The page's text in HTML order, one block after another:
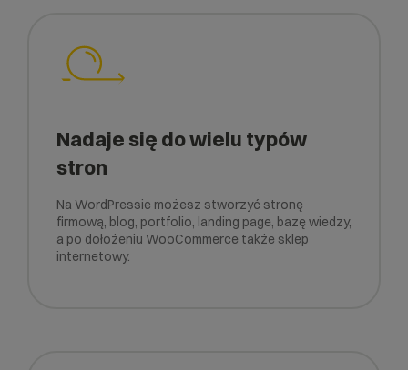
Nadaje się do wielu typów
stron
Na WordPressie możesz stworzyć stronę
firmową, blog, portfolio, landing page, bazę wiedzy,
a po dołożeniu WooCommerce także sklep
internetowy.